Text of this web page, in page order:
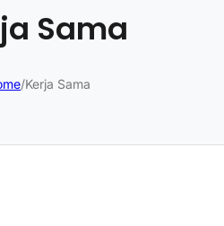
Sama
/Kerja Sama